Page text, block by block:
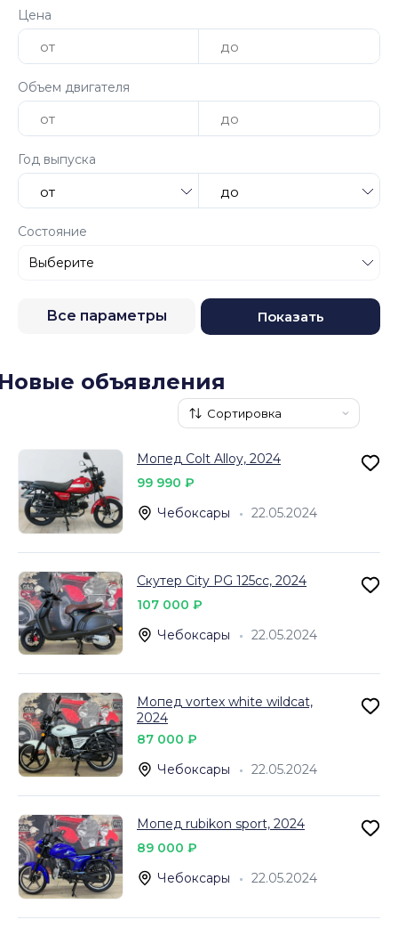
Цена
Объем двигателя
Год выпуска
Состояние
Все параметры Показать
объявления
Мопед Colt Alloy, 2024
99 990 ₽
Чебоксары
22.05.2024
Скутер City PG 125сс, 2024
107 000 ₽
Чебоксары
22.05.2024
Мопед vortex white wildcat,
2024
87 000 ₽
Чебоксары
22.05.2024
Мопед rubikon sport, 2024
89 000 ₽
Чебоксары
22.05.2024